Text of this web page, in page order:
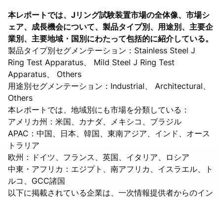
本レポートでは、Jリング試験装置市場の全体像、市場シ
ェア、成長機会について、製品タイプ別、用途別、主要企
業別、主要地域・国別にわたって包括的に紹介している。
製品タイプ別セグメンテーション：Stainless Steel J
Ring Test Apparatus、 Mild Steel J Ring Test
Apparatus、 Others
用途別セグメンテーション：Industrial、 Architectural、
Others
本レポートでは、地域別にも市場を分類している：
アメリカ州：米国、カナダ、メキシコ、ブラジル
APAC：中国、日本、韓国、東南アジア、インド、オース
トラリア
欧州：ドイツ、フランス、英国、イタリア、ロシア
中東・アフリカ：エジプト、南アフリカ、イスラエル、ト
ルコ、GCC諸国
以下に掲載されている企業は、一次情報提供者からのイン